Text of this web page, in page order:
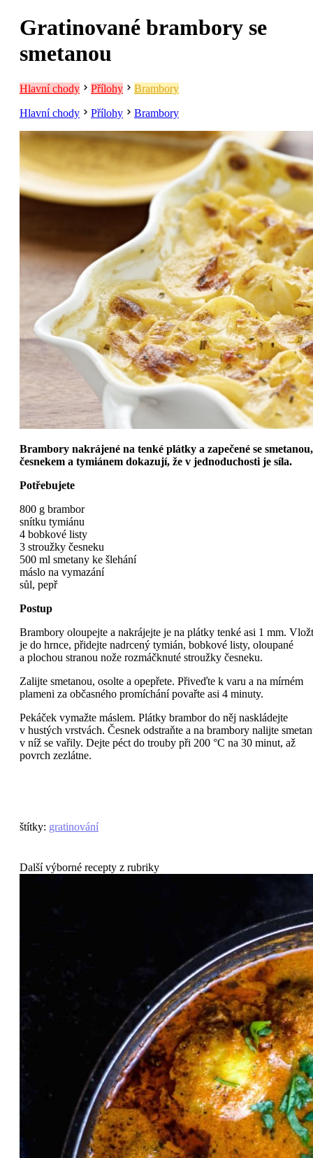
Gratinované brambory se
smetanou
Hlavní chody Přílohy Brambory
Hlavní chody Přílohy Brambory
Brambory nakrájené na tenké plátky a zapečené se smetanou,
česnekem a tymiánem dokazují, že v jednoduchosti je síla.
Potřebujete
800 g brambor
snítku tymiánu
4 bobkové listy
3 stroužky česneku
500 ml smetany ke šlehání
máslo na vymazání
sůl, pepř
Postup
Brambory oloupejte a nakrájejte je na plátky tenké asi 1 mm.
je do hrnce, přidejte nadrcený tymián, bobkové listy, oloupané
a plochou stranou nože rozmáčknuté stroužky česneku.
Zalijte smetanou, osolte a opepřete. Přiveďte k varu a na mírném
plameni za občasného promíchání povařte asi 4 minuty.
Pekáček vymažte máslem. Plátky brambor do něj naskládejte
v hustých vrstvách. Česnek odstraňte a na brambory nalijte
v níž se vařily. Dejte péct do trouby při 200 °C na 30 minut, až
povrch zezlátne.
štítky: gratinování
Další výborné recepty z rubriky